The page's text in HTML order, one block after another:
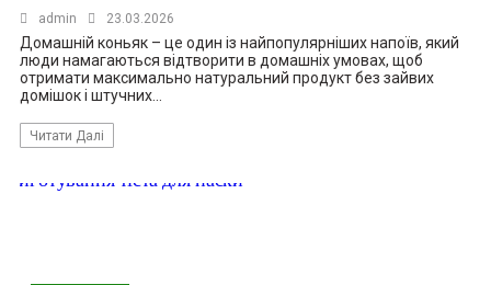
admin 23.03.2026
Домашній коньяк – це один із найпопулярніших напоїв, який
люди намагаються відтворити в домашніх умовах, щоб
отримати максимально натуральний продукт без зайвих
домішок і штучних…
Читати Далі